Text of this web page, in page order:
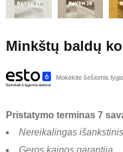
Minkštų baldų
Mokėkite šešiomis
Pristatymo terminas 7
Nereikalingas